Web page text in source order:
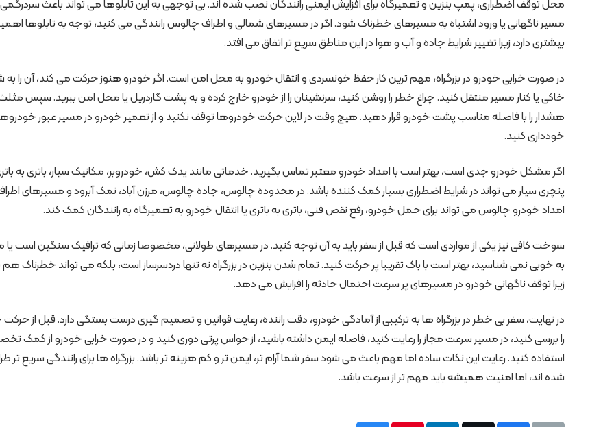
محل توقف اضطراری، پمپ بنزین و تعمیرگاه برای افزایش ایمنی رانندگان نصب شده اند. بی توجهی به این تابلوها می تواند باعث
مسیر ناگهانی یا ورود اشتباه به مسیرهای خطرناک شود. اگر در مسیرهای شمالی و اطراف چالوس رانندگی می کنید، توجه به تابلوها
بیشتری دارد، زیرا تغییر شرایط جاده و آب و هوا در این مناطق سریع تر اتفاق می افتد.
در صورت خرابی خودرو در بزرگراه، مهم ترین کار حفظ خونسردی و انتقال خودرو به محل امن است. اگر خودرو هنوز حرکت می کند، آن را به
خاکی یا کنار مسیر منتقل کنید. چراغ خطر را روشن کنید، سرنشینان را از خودرو خارج کرده و به پشت گاردریل یا محل امن ببرید. سپس
هشدار را با فاصله مناسب پشت خودرو قرار دهید. هیچ وقت در لاین حرکت خودروها توقف نکنید و از تعمیر خودرو در مسیر عبور
خودداری کنید.
اگر مشکل خودرو جدی است، بهتر است با امداد خودرو معتبر تماس بگیرید. خدماتی مانند یدک کش، خودروبر، مکانیک سیار، باتری به
پنچری سیار می تواند در شرایط اضطراری بسیار کمک کننده باشد. در محدوده چالوس، جاده چالوس، مرزن آباد، نمک آبرود و مسیرهای
امداد خودرو چالوس می تواند برای حمل خودرو، رفع نقص فنی، باتری به باتری یا انتقال خودرو به تعمیرگاه به رانندگان کمک کند.
سوخت کافی نیز یکی از مواردی است که قبل از سفر باید به آن توجه کنید. در مسیرهای طولانی، مخصوصا زمانی که ترافیک سنگین است یا
به خوبی نمی شناسید، بهتر است با باک تقریبا پر حرکت کنید. تمام شدن بنزین در بزرگراه نه تنها دردسرساز است، بلکه می تواند خطرناک هم
زیرا توقف ناگهانی خودرو در مسیرهای پر سرعت احتمال حادثه را افزایش می دهد.
در نهایت، سفر بی خطر در بزرگراه ها به ترکیبی از آمادگی خودرو، دقت راننده، رعایت قوانین و تصمیم گیری درست بستگی دارد. قبل از
را بررسی کنید، در مسیر سرعت مجاز را رعایت کنید، فاصله ایمن داشته باشید، از حواس پرتی دوری کنید و در صورت خرابی خودرو از کمک
استفاده کنید. رعایت این نکات ساده اما مهم باعث می شود سفر شما آرام تر، ایمن تر و کم هزینه تر باشد. بزرگراه ها برای رانندگی سریع تر
شده اند، اما امنیت همیشه باید مهم تر از سرعت باشد.